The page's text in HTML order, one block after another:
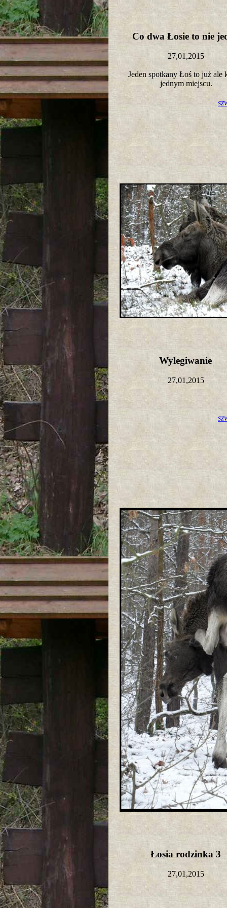
Co dwa Łosie to nie
27,01,2015
Jeden spotkany Łoś to już ale
jednym miejscu.
Wylegiwanie
27,01,2015
Łosia rodzinka 3
27,01,2015